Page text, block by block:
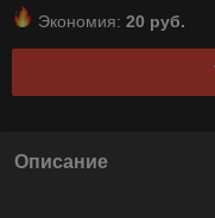
Экономия: 20 руб.
Описание